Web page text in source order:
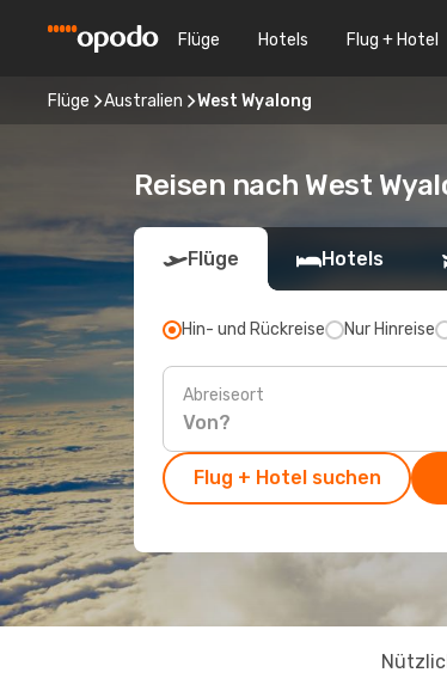
Flüge Hotels Flug + Hotel
Flüge Australien West Wyalong
Reisen nach West
Flüge Hotels
Hin- und Rückreise Nur Hinreise
Abreiseort
Flug + Hotel suchen